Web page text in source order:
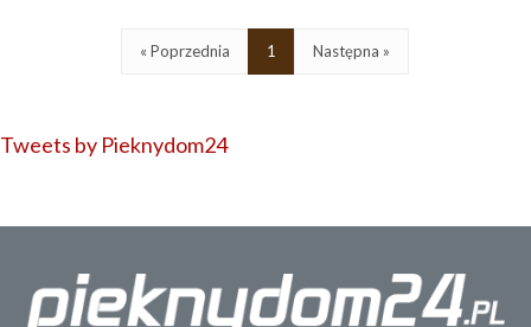
« Poprzednia 1 Następna »
Tweets by Pieknydom24